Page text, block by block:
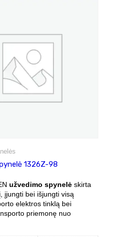
1326Z-98
užvedimo spynelėskirta
įjungti bei išjungti visą
elektros tinklą bei
priemonę nuo